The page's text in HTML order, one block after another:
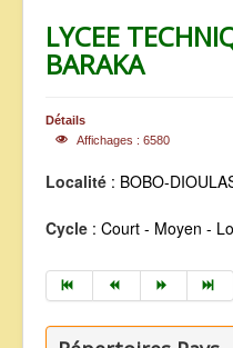
LYCEE
BARAKA
Détails
Affichages : 6580
Localité : BOBO-
Cycle : Court - Moyen -